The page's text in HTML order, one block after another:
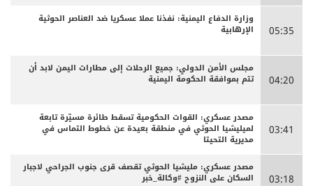
05:35
وزارة الدفاع اليمنية: نفذنا عملا عسكريا ضد العناصر الحوثية
الإرهابية
04:20
مجلس الأمن الدولي: جميع الرحلات إلى مطارات اليمن لابد أن
تتم بموافقة الحكومة اليمنية
03:41
مصدر عسكري: القوات الحكومية تسقط طائرة مسيّرة تابعة
لميليشيا الحوثي في منطقة بعيدة عن خطوط التماس في
مديرية التحيتا
03:18
مصدر عسكري: مليشيا الحوثي تقصف قرى جنوب الجراحي لاجبار
السكان على النزوح #وكالة_خبر